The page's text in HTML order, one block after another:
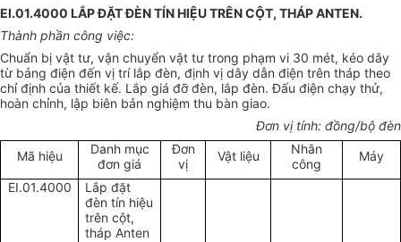
EI.01.4000 LẮP ĐẶT ĐÈN TÍN HIỆU TRÊN CỘT, THÁP ANTEN.
Thành phần công việc:
Chuẩn bị vật tư, vận chuyển vật tư trong phạm vi 30 mét, kéo dây
từ bảng điện đến vị trí lắp đèn, định vị dây dẫn điện trên tháp theo
chỉ định của thiết kế. Lắp giá đỡ đèn, lắp đèn. Đấu điện chạy thử,
hoàn chỉnh, lập biên bản nghiệm thu bàn giao.
Đơn vị tính: đồng/bộ đèn
Mã hiệu
Danh mục
đơn giá
Đơn
vị
Vật liệu
Nhân
công
Máy
EI.01.4000
Lắp đặt
đèn tín hiệu
trên cột,
tháp Anten